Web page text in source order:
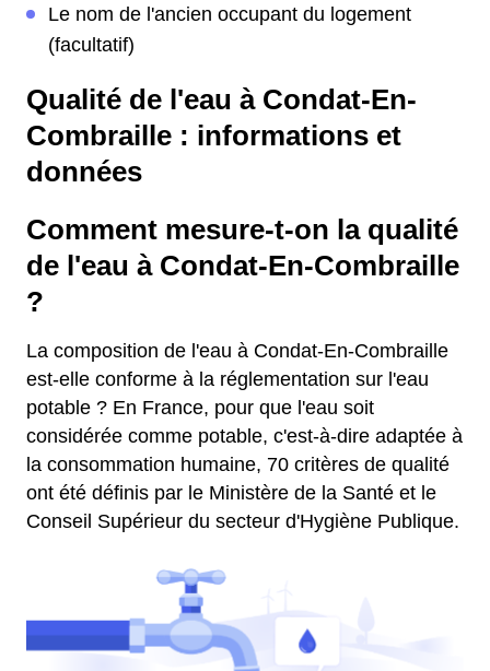
Le nom de l'ancien occupant du logement
(facultatif)
Qualité de l'eau à Condat-En-
Combraille : informations et
données
Comment mesure-t-on la qualité
de l'eau à Condat-En-Combraille
?
La composition de l'eau à Condat-En-Combraille
est-elle conforme à la réglementation sur l'eau
potable ? En France, pour que l'eau soit
considérée comme potable, c'est-à-dire adaptée à
la consommation humaine, 70 critères de qualité
ont été définis par le Ministère de la Santé et le
Conseil Supérieur du secteur d'Hygiène Publique.